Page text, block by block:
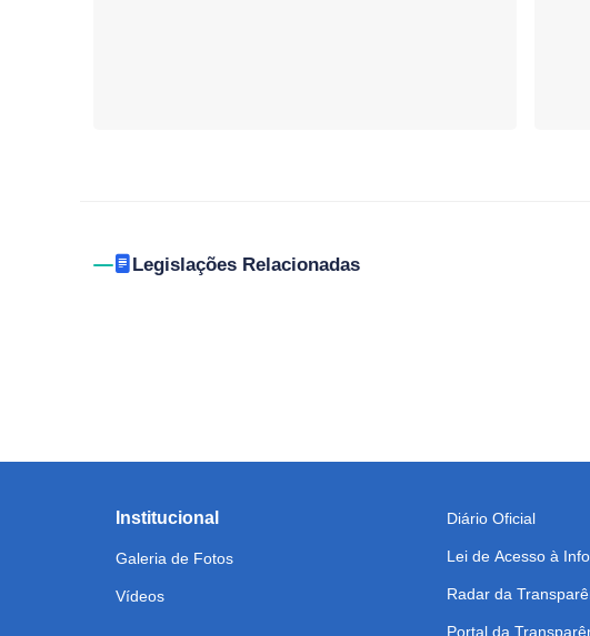
Legislações Relacionadas
Institucional
Galeria de Fotos
Vídeos
Diário Oficial
Lei de Acesso à
Radar da
Portal da